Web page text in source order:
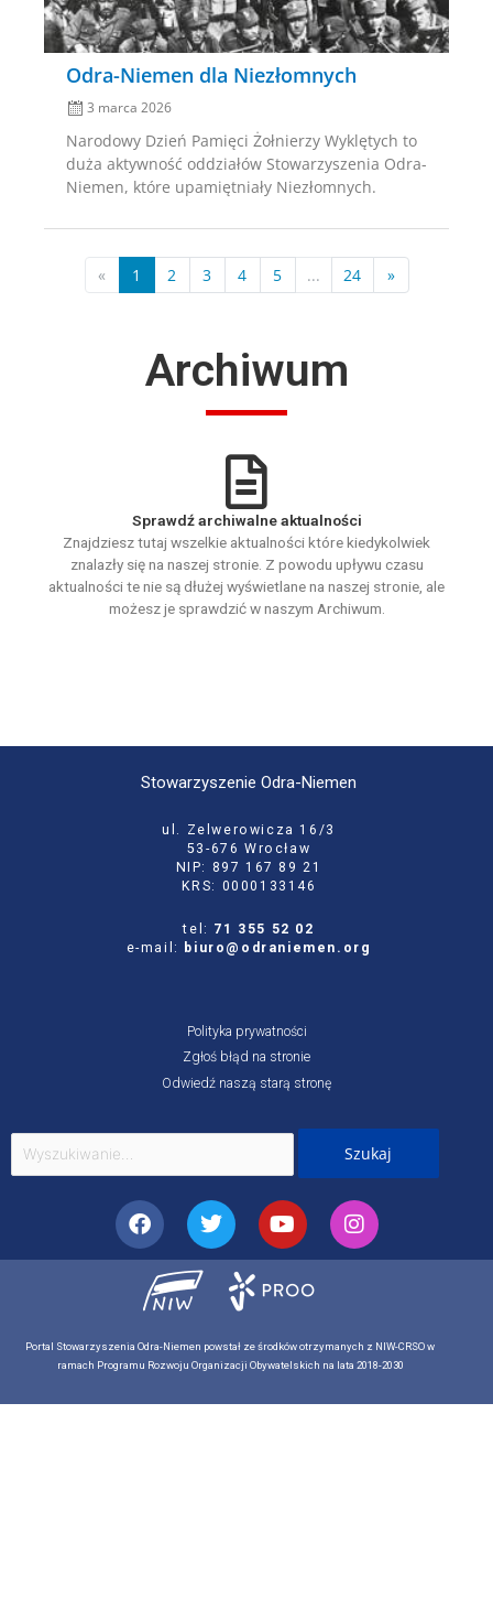
Odra-Niemen dla Niezłomnych
3 marca 2026
Narodowy Dzień Pamięci Żołnierzy Wyklętych to
duża aktywność oddziałów Stowarzyszenia Odra-
Niemen, które upamiętniały Niezłomnych.
« 1 2 3 4 5 ... 24 »
Archiwum
Sprawdź archiwalne aktualności
Znajdziesz tutaj wszelkie aktualności które kiedykolwiek
znalazły się na naszej stronie. Z powodu upływu czasu
aktualności te nie są dłużej wyświetlane na naszej stronie, ale
możesz je sprawdzić w naszym Archiwum.
Stowarzyszenie Odra-Niemen
ul. Zelwerowicza 16/3
53-676 Wrocław
NIP: 897 167 89 21
KRS: 0000133146
tel: 71 355 52 02
e-mail:
biuro@odraniemen.org
Polityka prywatności
Zgłoś błąd na stronie
Odwiedź naszą starą stronę
Szukaj
dla:
FacebookTwitterYoutubeInstagram
Portal Stowarzyszenia Odra-Niemen powstał ze środków otrzymanych z NIW-CRSO w
ramach Programu Rozwoju Organizacji Obywatelskich na lata 2018-2030